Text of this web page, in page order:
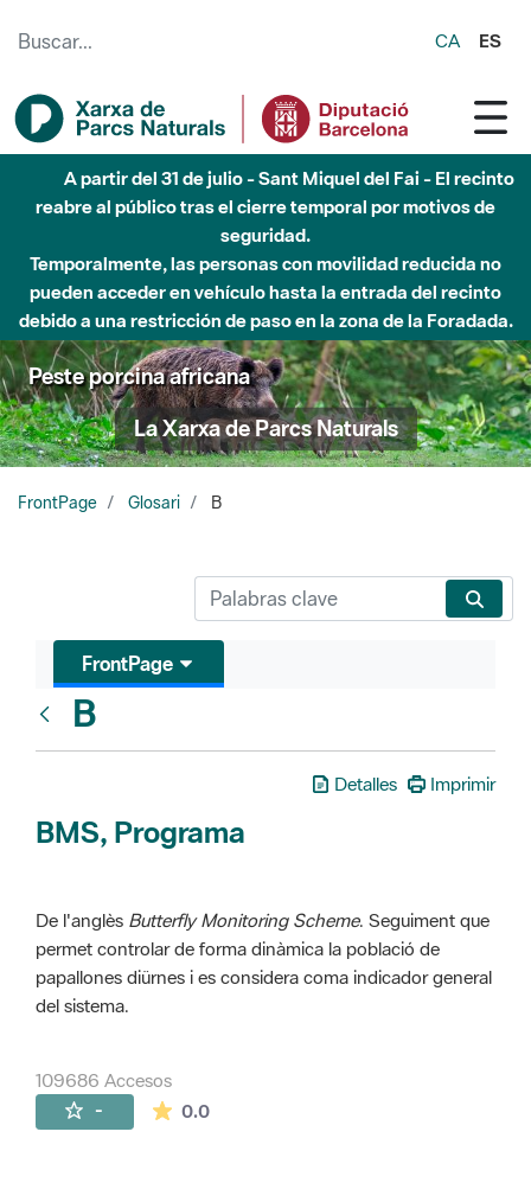
CA ES
A partir del 31 de julio - Sant Miquel del Fai - El recinto
reabre al público tras el cierre temporal por motivos de
seguridad.
Temporalmente, las personas con movilidad reducida no
pueden acceder en vehículo hasta la entrada del recinto
debido a una restricción de paso en la zona de la Foradada.
Peste porcina africana
La Xarxa de Parcs Naturals
FrontPage Glosari B
FrontPage
B
Detalles Imprimir
BMS, Programa
De l'anglès Butterfly Monitoring Scheme. Seguiment que
permet controlar de forma dinàmica la població de
papallones diürnes i es considera coma indicador general
del sistema.
109686 Accesos
- 0.0La valoración media es de 0 estrellas de